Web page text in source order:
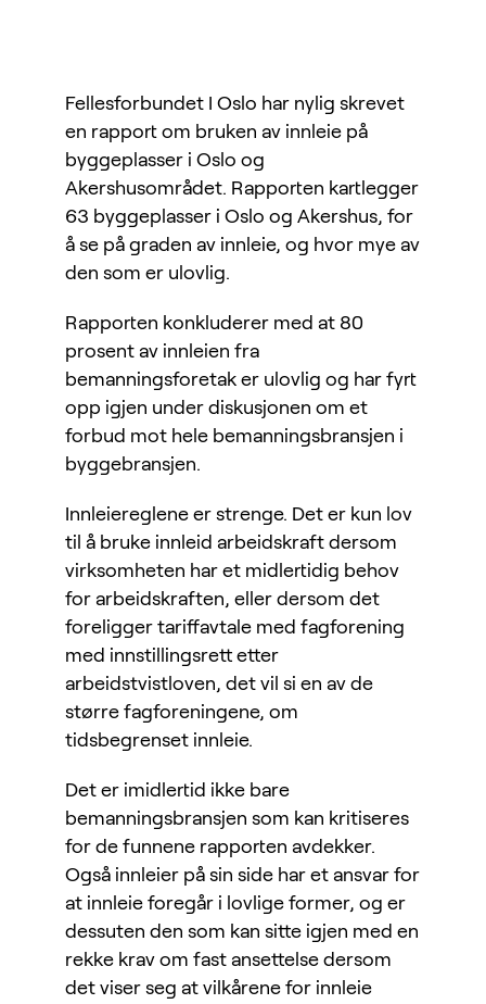
Fellesforbundet I Oslo har nylig skrevet
en rapport om bruken av innleie på
byggeplasser i Oslo og
Akershusområdet. Rapporten kartlegger
63 byggeplasser i Oslo og Akershus, for
å se på graden av innleie, og hvor mye av
den som er ulovlig.
Rapporten konkluderer med at 80
prosent av innleien fra
bemanningsforetak er ulovlig og har fyrt
opp igjen under diskusjonen om et
forbud mot hele bemanningsbransjen i
byggebransjen.
Innleiereglene er strenge. Det er kun lov
til å bruke innleid arbeidskraft dersom
virksomheten har et midlertidig behov
for arbeidskraften, eller dersom det
foreligger tariffavtale med fagforening
med innstillingsrett etter
arbeidstvistloven, det vil si en av de
større fagforeningene, om
tidsbegrenset innleie.
Det er imidlertid ikke bare
bemanningsbransjen som kan kritiseres
for de funnene rapporten avdekker.
Også innleier på sin side har et ansvar for
at innleie foregår i lovlige former, og er
dessuten den som kan sitte igjen med en
rekke krav om fast ansettelse dersom
det viser seg at vilkårene for innleie